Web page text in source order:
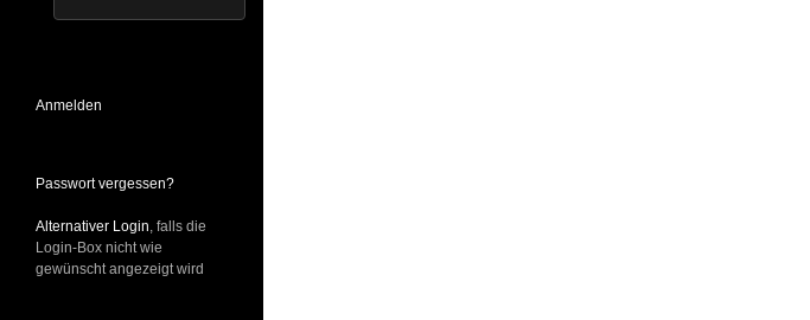
Anmelden
Passwort vergessen?
Alternativer Login , falls die
Login-Box nicht wie
gewünscht angezeigt wird